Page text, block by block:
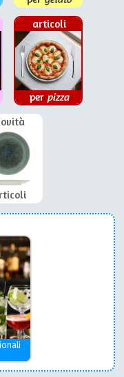
articoli
per pizza